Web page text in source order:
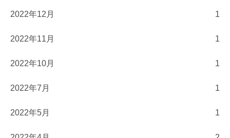
2022年12月 1
2022年11月 1
2022年10月 1
2022年7月 1
2022年5月 1